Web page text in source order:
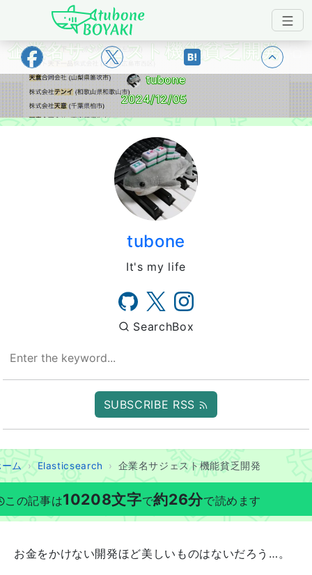
Japanese IT Developer's Blog tubone
企業名サジェスト機能貧乏開発
tubone
2024/12/05
tubone
It's my life
SearchBox
SUBSCRIBE RSS
ーム Elasticsearch 企業名サジェスト機能貧乏開発
この記事は10208文字で約26分で読めます
お金をかけない開発ほど美しいものはないだろう…。
トップ